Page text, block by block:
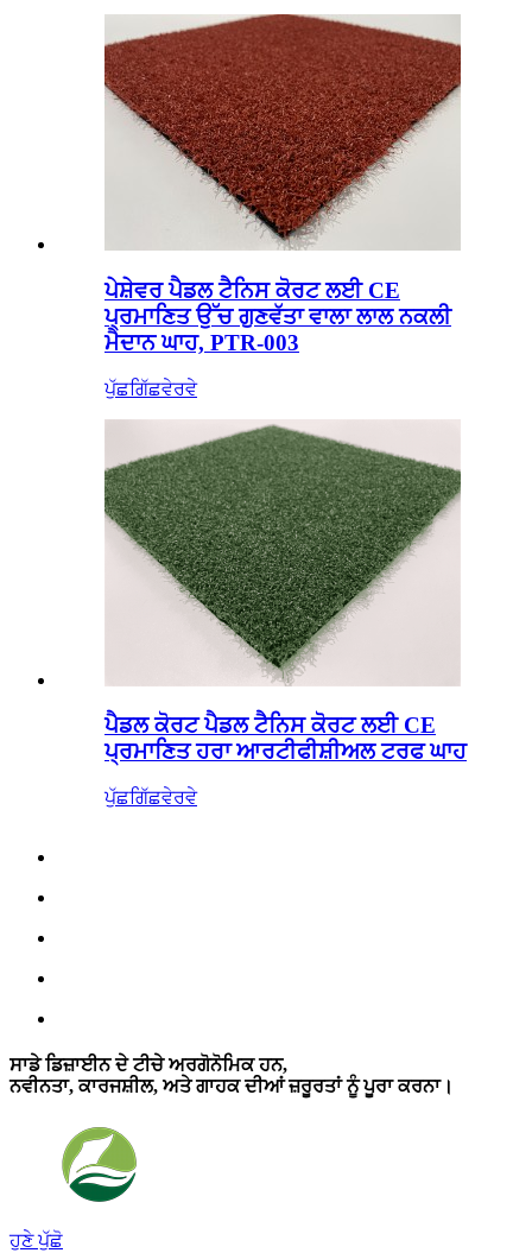
ਪੇਸ਼ੇਵਰ ਪੈਡਲ ਟੈਨਿਸ ਕੋਰਟ ਲਈ CE
ਪ੍ਰਮਾਣਿਤ ਉੱਚ ਗੁਣਵੱਤਾ ਵਾਲਾ ਲਾਲ ਨਕਲੀ
ਮੈਦਾਨ ਘਾਹ, PTR-003
ਪੁੱਛਗਿੱਛਵੇਰਵੇ
ਪੈਡਲ ਕੋਰਟ ਪੈਡਲ ਟੈਨਿਸ ਕੋਰਟ ਲਈ CE
ਪ੍ਰਮਾਣਿਤ ਹਰਾ ਆਰਟੀਫੀਸ਼ੀਅਲ ਟਰਫ ਘਾਹ
ਪੁੱਛਗਿੱਛਵੇਰਵੇ
ਸਾਡੇ ਡਿਜ਼ਾਈਨ ਦੇ ਟੀਚੇ ਅਰਗੋਨੋਮਿਕ ਹਨ,
ਨਵੀਨਤਾ, ਕਾਰਜਸ਼ੀਲ, ਅਤੇ ਗਾਹਕ ਦੀਆਂ ਜ਼ਰੂਰਤਾਂ ਨੂੰ ਪੂਰਾ ਕਰਨਾ।
ਹੁਣੇ ਪੁੱਛੋ